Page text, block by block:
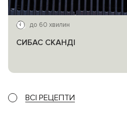
до 60 хвилин
СИБАС СКАНДІ
ВСІ РЕЦЕПТИ